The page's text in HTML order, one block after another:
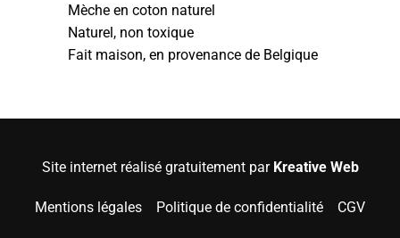
Mèche en coton naturel
Naturel, non toxique
Fait maison, en provenance de Belgique
Site internet réalisé gratuitement par Kreative Web
Mentions légales Politique de confidentialité CGV